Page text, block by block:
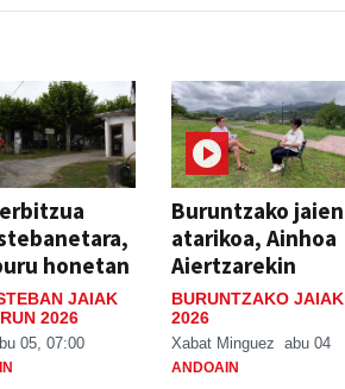
honetan
JAIAK
2026
05, 07:00
Buruntzako jaien
atarikoa, Ainhoa
Aiertzarekin
BURUNTZAKO JAIAK
2026
Xabat Minguez abu 04
ANDOAIN